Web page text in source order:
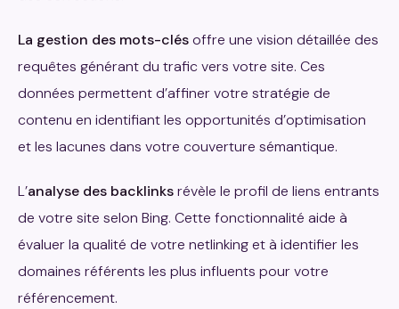
La gestion des mots-clésoffre une vision détaillée des
requêtes générant du trafic vers votre site. Ces
données permettent d’affiner votre stratégie de
contenu en identifiant les opportunités d’optimisation
et les lacunes dans votre couverture sémantique.
L’analyse des backlinksrévèle le profil de liens entrants
de votre site selon Bing. Cette fonctionnalité aide à
évaluer la qualité de votre netlinking et à identifier les
domaines référents les plus influents pour votre
référencement.